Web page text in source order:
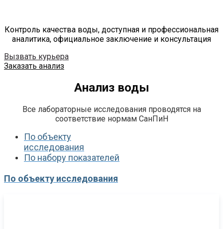
Контроль качества воды, доступная и профессиональная
аналитика, официальное заключение и консультация
Вызвать курьера
Заказать анализ
Анализ воды
Все лабораторные исследования проводятся на
соответствие нормам СанПиН
По объекту
исследования
По набору показателей
По объекту исследования